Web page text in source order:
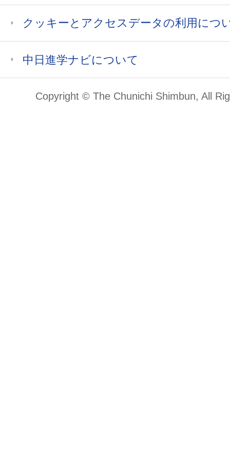
クッキーとアクセスデータの利用につ
中日進学ナビについて
Copyright © The Chunichi Shimbun, All